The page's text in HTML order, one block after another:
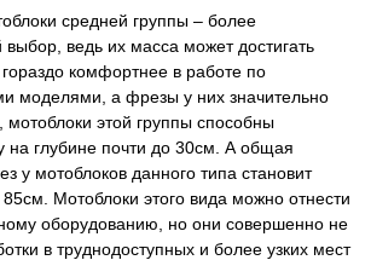
средней группы – более
ведь их масса может достигать
комфортнее в работе по
моделями, а фрезы у них значительно
этой группы способны
на глубине почти до 30см. А общая
у мотоблоков данного типа становит
Мотоблоки этого вида можно отнести
оборудованию, но они совершенно не
в труднодоступных и более узких мест